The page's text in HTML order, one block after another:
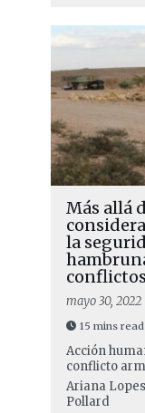
Más allá
la
mayo 30, 2022
15 mins read
Acción
conflicto
Ariana
Pollard